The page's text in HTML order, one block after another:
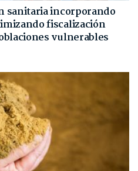
sanitaria incorporando
fiscalización
vulnerables